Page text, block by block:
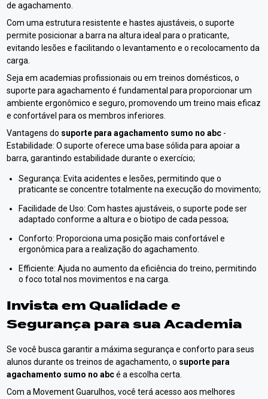
de agachamento.
Com uma estrutura resistente e hastes ajustáveis, o suporte
permite posicionar a barra na altura ideal para o praticante,
evitando lesões e facilitando o levantamento e o recolocamento da
carga.
Seja em academias profissionais ou em treinos domésticos, o
suporte para agachamento é fundamental para proporcionar um
ambiente ergonômico e seguro, promovendo um treino mais eficaz
e confortável para os membros inferiores.
Vantagens do suporte para agachamento sumo no abc -
Estabilidade: O suporte oferece uma base sólida para apoiar a
barra, garantindo estabilidade durante o exercício;
Segurança: Evita acidentes e lesões, permitindo que o
praticante se concentre totalmente na execução do movimento;
Facilidade de Uso: Com hastes ajustáveis, o suporte pode ser
adaptado conforme a altura e o biotipo de cada pessoa;
Conforto: Proporciona uma posição mais confortável e
ergonômica para a realização do agachamento.
Efficiente: Ajuda no aumento da eficiência do treino, permitindo
o foco total nos movimentos e na carga.
Invista em Qualidade e
Segurança para sua Academia
Se você busca garantir a máxima segurança e conforto para seus
alunos durante os treinos de agachamento, o suporte para
agachamento sumo no abcé a escolha certa.
Com a Movement Guarulhos, você terá acesso aos melhores